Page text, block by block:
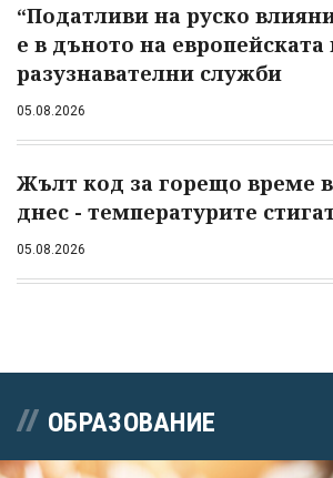
“Податливи на руско
е в дъното на европейската
разузнавателни служби
05.08.2026
Жълт код за горещо време в
днес - температурите стигат
05.08.2026
ОБРАЗОВАНИЕ